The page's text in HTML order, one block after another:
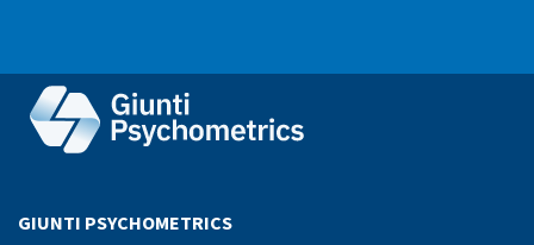
GIUNTI PSYCHOMETRICS